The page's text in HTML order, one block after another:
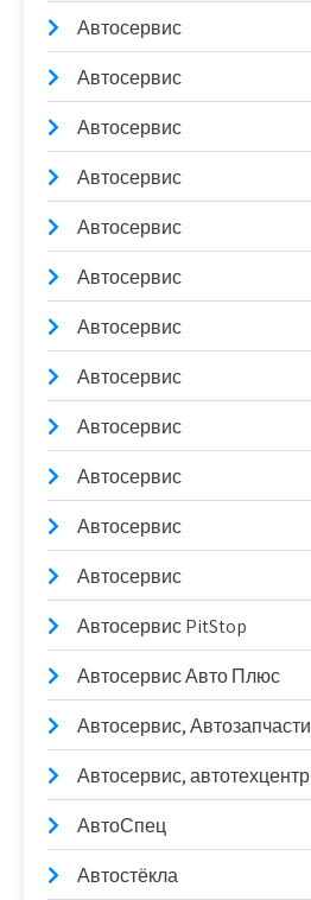
Автосервис
Автосервис
Автосервис
Автосервис
Автосервис
Автосервис
Автосервис
Автосервис
Автосервис
Автосервис
Автосервис
Автосервис
Автосервис PitStop
Автосервис Авто Плюс
Автосервис, Автозапчасти
Автосервис, автотехцентр
АвтоСпец
Автостёкла